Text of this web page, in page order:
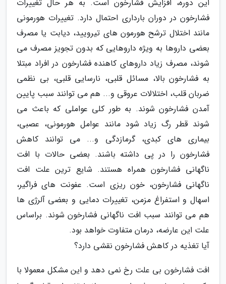
این دوره، افزایش فشارخون است. به هر حال تغییرات
فشارخون در دوران بارداری احتمال دارد. تغییرات هورمونی
مانند اختلال ترشح هورمون های تیرویید، دیابت یا مصرف
بعضی داروها به ویژه داروهایی که بدون تجویز مصرف می
شوند، مصرف زیاد داروهای کاهنده فشارخون در افراد مبتلا
به فشارخون بالا، مسائل قلبی، نارسایی قلبی، بی نظمی
ضربان قلب، اختلالات عروقی و... هم می توانند سبب پایین
آمدن فشارخون شوند. به طور کلی عواملی که باعث می
شوند قطر رگ زیاد شود مانند عوامل هورمونی، عصبی،
بیماری های کبدی، گرمازدگی و... می توانند کاهش
فشارخون را در پی داشته باشند. بعضی حالات با افت
ناگهانی فشارخون همراه هستند. شایع ترین علت افت
ناگهانی فشارخون، خون ریزی است. عفونت های فراگیر،
اسهال و استفراغ مزمن، تغییرات دمایی و بعضی آلرژی ها
هم می توانند سبب افت ناگهانی فشارخون شوند. براساس
علت این عارضه، درمان متفاوت خواهد بود.
آیا تغذیه در کاهش فشارخون نقشی دارد؟
افت فشارخون بی علت رخ نمی دهد و این مشکل معمولا با